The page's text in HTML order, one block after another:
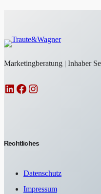
Marketingberatung | Inhaber
LinkedIn Facebook Instagram
Rechtliches
Datenschutz
Impressum